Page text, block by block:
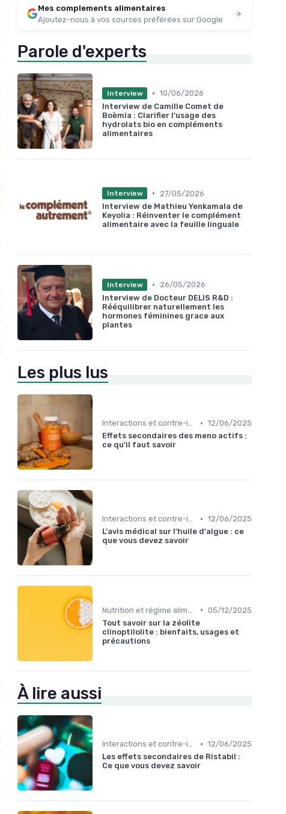
Mes complements alimentaires
Ajoutez-nous à vos sources préférées sur Google
Parole d'experts
Interview • 10/06/2026
Interview de Camille Comet de
Boèmia : Clarifier l’usage des
hydrolats bio en compléments
alimentaires
Interview •
27/05/2026
Interview de Mathieu Yenkamala de
Keyolia : Réinventer le complément
alimentaire avec la feuille linguale
Interview •
26/05/2026
Interview de Docteur DELIS R&D :
Rééquilibrer naturellement les
hormones féminines grace aux
plantes
Les plus lus
Interactions et contre-indications • 12/06/2025
Effets secondaires des meno actifs :
ce qu'il faut savoir
Interactions et contre-indications • 12/06/2025
L'avis médical sur l'huile d'algue : ce
que vous devez savoir
• 05/12/2025
Tout savoir sur la zéolite
clinoptilolite : bienfaits, usages et
précautions
À lire aussi
Interactions et contre-indications • 12/06/2025
Les effets secondaires de Ristabil :
Ce que vous devez savoir